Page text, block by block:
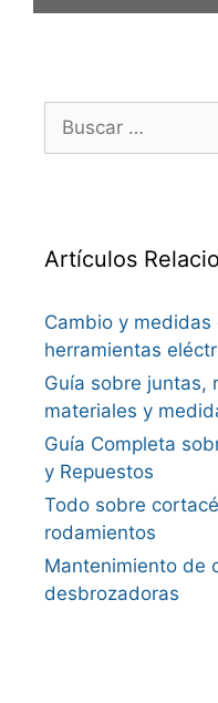
Artículos
Cambio y
herramientas
Guía sobre juntas,
materiales y
Guía Completa
y Repuestos
Todo sobre
rodamientos
Mantenimiento de
desbrozadoras